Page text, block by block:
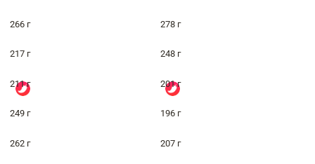
266 г 278 г
217 г 248 г
211 г 201 г
249 г 196 г
262 г 207 г